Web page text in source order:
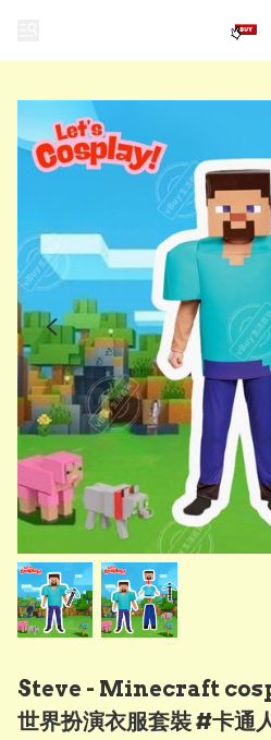
Steve - Minecraft
世界扮演衣服套裝 #卡通